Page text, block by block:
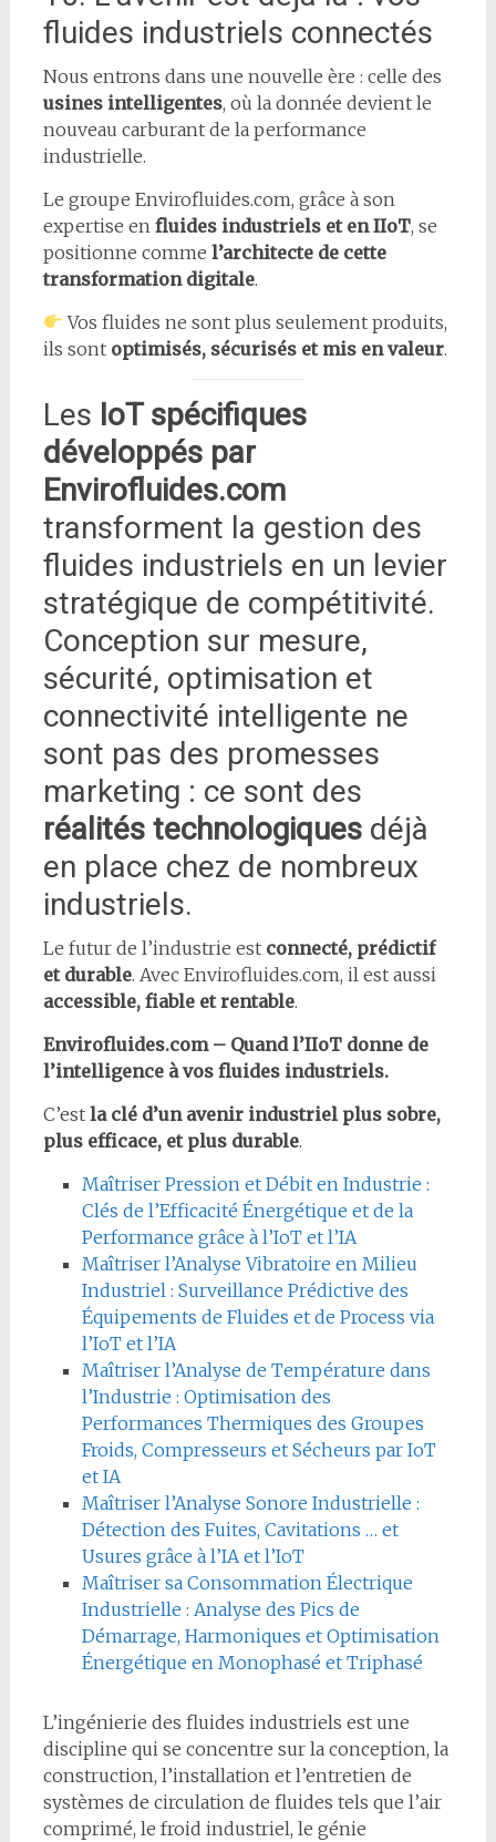
fluides industriels connectés
Nous entrons dans une nouvelle ère : celle des
usines intelligentes, où la donnée devient le
nouveau carburant de la performance
industrielle.
Le groupe Envirofluides.com, grâce à son
expertise en fluides industriels et en IIoT, se
positionne comme l’architecte de cette
transformation digitale.
Vos fluides ne sont plus seulement produits,
ils sont optimisés, sécurisés et mis en valeur.
Les IoT spécifiques
développés par
Envirofluides.com
transforment la gestion des
fluides industriels en un levier
stratégique de compétitivité.
Conception sur mesure,
sécurité, optimisation et
connectivité intelligente ne
sont pas des promesses
marketing : ce sont des
réalités technologiquesdéjà
en place chez de nombreux
industriels.
Le futur de l’industrie est connecté, prédictif
et durable. Avec Envirofluides.com, il est aussi
accessible, fiable et rentable.
Envirofluides.com – Quand l’IIoT donne de
l’intelligence à vos fluides industriels.
C’est la clé d’un avenir industriel plus sobre,
plus efficace, et plus durable.
Maîtriser Pression et Débit en Industrie :
Clés de l’Efficacité Énergétique et de la
Performance grâce à l’IoT et l’IA
Maîtriser l’Analyse Vibratoire en Milieu
Industriel : Surveillance Prédictive des
Équipements de Fluides et de Process via
l’IoT et l’IA
Maîtriser l’Analyse de Température dans
l’Industrie : Optimisation des
Performances Thermiques des Groupes
Froids, Compresseurs et Sécheurs par IoT
et IA
Maîtriser l’Analyse Sonore Industrielle :
Détection des Fuites, Cavitations … et
Usures grâce à l’IA et l’IoT
Maîtriser sa Consommation Électrique
Industrielle : Analyse des Pics de
Démarrage, Harmoniques et Optimisation
Énergétique en Monophasé et Triphasé
L’ingénierie des fluides industriels est une
discipline qui se concentre sur la conception, la
construction, l’installation et l’entretien de
systèmes de circulation de fluides tels que l’air
comprimé, le froid industriel, le génie